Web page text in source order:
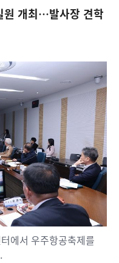
개최…발사장 견학
에서 우주항공축제를